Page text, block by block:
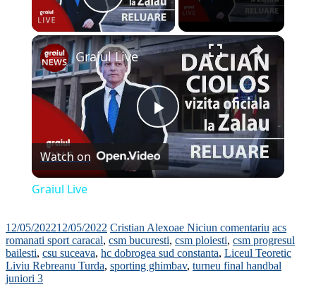
Play Video
×
Play
Video
Graiul Live
Watch on
Graiul Live
12/05/202212/05/2022 Cristian Alexoae Niciun comentariu acs
romanati sport caracal, csm bucuresti, csm ploiesti, csm progresul
bailesti, csu suceava, hc dobrogea sud constanta, Liceul Teoretic
Liviu Rebreanu Turda, sporting ghimbav, turneu final handbal
juniori 3